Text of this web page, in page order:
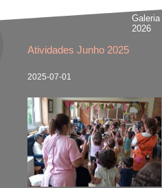
Galeria
2026
Atividades Junho 2025
2025-07-01